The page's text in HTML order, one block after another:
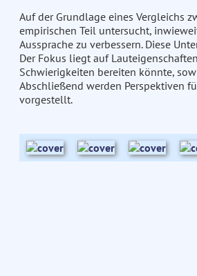
Auf der Grundlage eines Vergleichs
empirischen Teil untersucht,
Aussprache zu verbessern. Diese
Der Fokus liegt auf
Schwierigkeiten bereiten könnte,
Abschließend werden Perspektiven
vorgestellt.